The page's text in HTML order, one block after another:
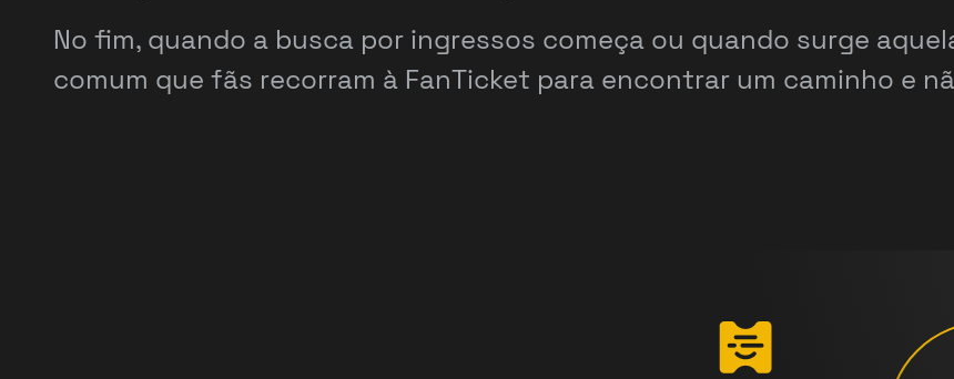
No fim, quando a busca por ingressos começa ou quando surge
comum que fãs recorram à FanTicket para encontrar um caminho e